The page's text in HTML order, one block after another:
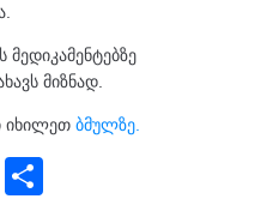
მიზნად.
იხილეთ ბმულზე.
W